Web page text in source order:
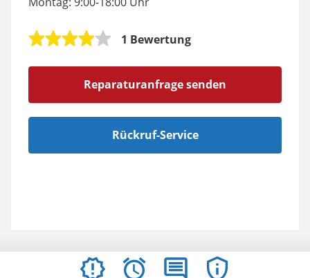
1 Bewertung
Reparaturanfrage senden
Rückruf-Service
AKTUELLESÖFFNUNGSZEITEN
BEWERTUNGEN
IMPRESSUM